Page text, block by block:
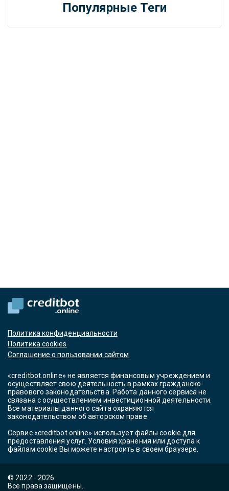
Популярные Теги
Политика конфиденциальности
Политика cookies
Соглашение о пользовании сайтом
«creditbot.online» не является финансовым учреждением и
осуществляет свою деятельность в рамках гражданско-
правового законодательства. Работа данного сервиса не
связана с осуществлением инвестиционной деятельности.
Все материалы данного сайта охраняются
законодательством об авторском праве.
Сервис «creditbot.online» использует файлы cookie для
предоставления услуг. Условия хранения или доступа к
файлам cookie Вы можете настроить в своем браузере.
© 2022 - 2026
Все права защищены.